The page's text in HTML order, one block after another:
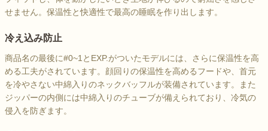
せません。保温性と快適性で最高の睡眠を作り出します。
冷え込み防止
商品名の最後に#0~1とEXP.がついたモデルには、さらに保温性を高
める工夫がされています。顔回りの保温性を高めるフードや、首元
を冷やさない中綿入りのネックバッフルが装備されています。また
ジッパーの内側には中綿入りのチューブが備えられており、冷気の
侵入を防ぎます。